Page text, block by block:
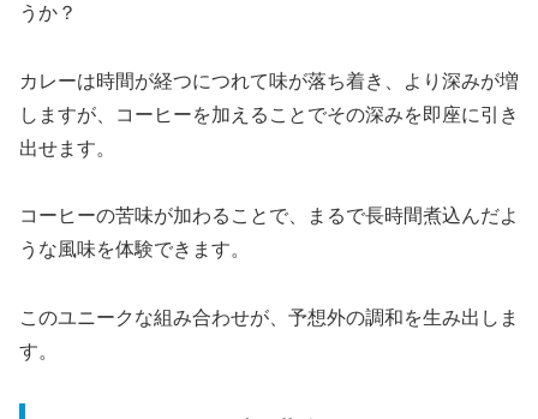
うか？
カレーは時間が経つにつれて味が落ち着き、より深みが増
しますが、コーヒーを加えることでその深みを即座に引き
出せます。
コーヒーの苦味が加わることで、まるで長時間煮込んだよ
うな風味を体験できます。
このユニークな組み合わせが、予想外の調和を生み出しま
す。